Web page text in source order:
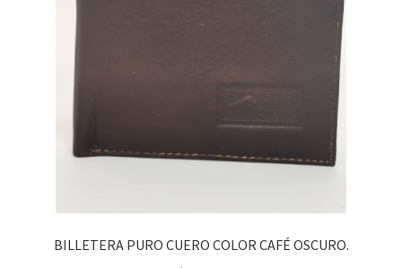
BILLETERA PURO CUERO COLOR CAFÉ OSCURO.